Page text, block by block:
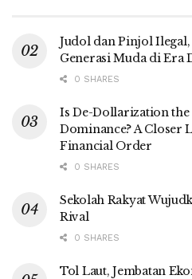
Judol dan Pinjol Ilegal,
Generasi Muda di Era
0 SHARES
Is De-Dollarization
Dominance? A Closer
Financial Order
0 SHARES
Sekolah Rakyat
Rival
0 SHARES
Tol Laut, Jembatan